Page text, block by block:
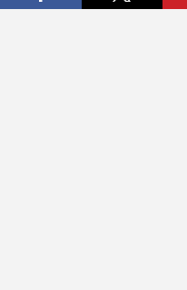
AGB Datenschutz